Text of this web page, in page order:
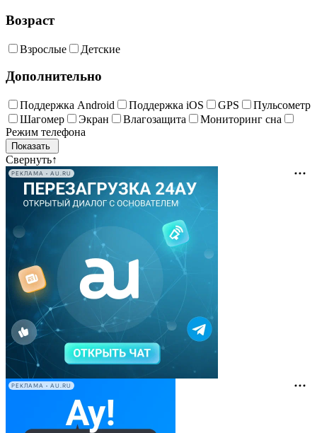
Возраст
Взрослые Детские
Дополнительно
Поддержка Android Поддержка iOS GPS
Пульсометр
Шагомер
Экран Влагозащита
Мониторинг сна
Режим телефона
Свернуть↑
РЕКЛАМА • AU.RU
РЕКЛАМА • AU.RU